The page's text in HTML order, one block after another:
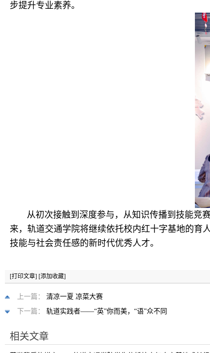
步提升专业素养。
从初次接触到深度参与，从知识传播到技能竞赛
来，轨道交通学院将继续依托校内红十字基地的育
技能与社会责任感的新时代优秀人才。
[打印文章] [添加收藏]
上一篇： 清凉一夏 凉菜大赛
下一篇： 轨道实践者——“英”你而美，“语”众不同
相关文章